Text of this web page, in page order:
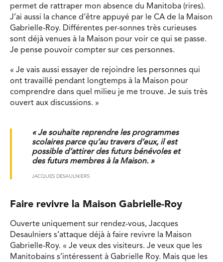
permet de rattraper mon absence du Manitoba (rires).
J’ai aussi la chance d’être appuyé par le CA de la Maison
Gabrielle-Roy. Différentes per-sonnes très curieuses
sont déjà venues à la Maison pour voir ce qui se passe.
Je pense pouvoir compter sur ces personnes.
« Je vais aussi essayer de rejoindre les personnes qui
ont travaillé pendant longtemps à la Maison pour
comprendre dans quel milieu je me trouve. Je suis très
ouvert aux discussions. »
« Je souhaite reprendre les programmes
scolaires parce qu’au travers d’eux, il est
possible d’attirer des futurs bénévoles et
des futurs membres à la Maison. »
JACQUES DESAULNIERS
Faire revivre la Maison Gabrielle-Roy
Ouverte uniquement sur rendez-vous, Jacques
Desaulniers s’attaque déjà à faire revivre la Maison
Gabrielle-Roy. « Je veux des visiteurs. Je veux que les
Manitobains s’intéressent à Gabrielle Roy. Mais que les